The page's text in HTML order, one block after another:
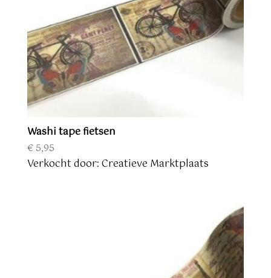
Washi tape fietsen
€5,95
Verkocht door: Creatieve Marktplaats